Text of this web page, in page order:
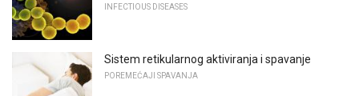
INFECTIOUS DISEASES
Sistem retikularnog aktiviranja i spavanje
POREMEĆAJI SPAVANJA